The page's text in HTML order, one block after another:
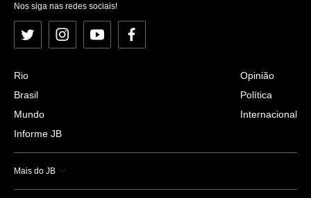
Nos siga nas redes sociais!
Twitter InstagramYouTubeFacebook
Rio
Brasil
Mundo
Informe JB
Opinião
Política
Internacional
Mais do JB
Esportes